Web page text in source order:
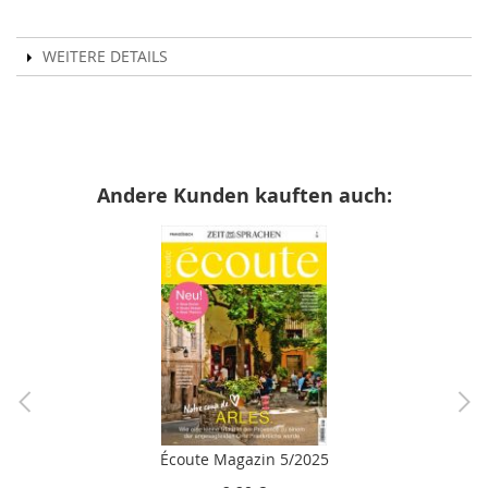
WEITERE DETAILS
Andere Kunden kauften auch:
Écoute Magazin 5/2025